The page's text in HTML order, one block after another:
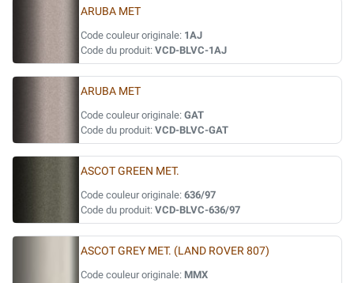
ARUBA MET
Code couleur originale: 1AJ
Code du produit: VCD-BLVC-1AJ
ARUBA MET
Code couleur originale: GAT
Code du produit: VCD-BLVC-GAT
ASCOT GREEN MET.
Code couleur originale: 636/97
Code du produit: VCD-BLVC-636/97
ASCOT GREY MET. (LAND ROVER 807)
Code couleur originale: MMX